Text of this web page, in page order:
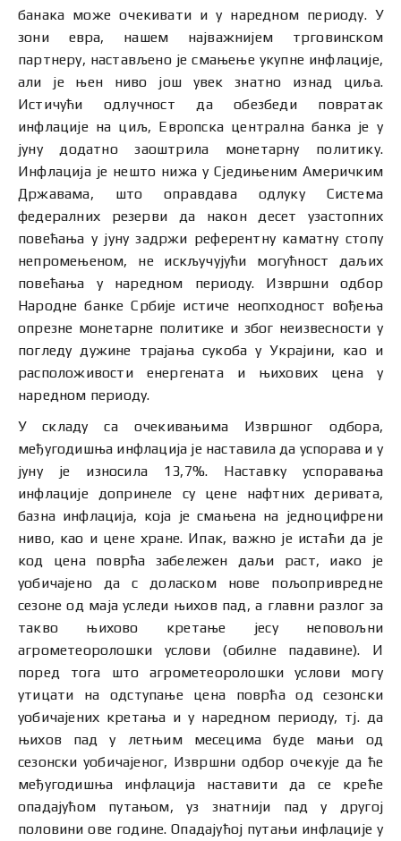
банака може очекивати и у наредном периоду. У
зони евра, нашем најважнијем трговинском
партнеру, настављено је смањење укупне инфлације,
али је њен ниво још увек знатно изнад циља.
Истичући одлучност да обезбеди повратак
инфлације на циљ, Европска централна банка је у
јуну додатно заоштрила монетарну политику.
Инфлација је нешто нижа у Сједињеним Америчким
Државама, што оправдава одлуку Система
федералних резерви да након десет узастопних
повећања у јуну задржи референтну каматну стопу
непромењеном, не искључујући могућност даљих
повећања у наредном периоду. Извршни одбор
Народне банке Србије истиче неопходност вођења
опрезне монетарне политике и због неизвесности у
погледу дужине трајања сукоба у Украјини, као и
расположивости енергената и њихових цена у
наредном периоду.
У складу са очекивањима Извршног одбора,
међугодишња инфлација је наставила да успорава и у
јуну је износила 13,7%. Наставку успоравања
инфлације допринеле су цене нафтних деривата,
базна инфлација, која је смањена на једноцифрени
ниво, као и цене хране. Ипак, важно је истаћи да је
код цена поврћа забележен даљи раст, иако је
уобичајено да с доласком нове пољопривредне
сезоне од маја уследи њихов пад, а главни разлог за
такво њихово кретање јесу неповољни
агрометеоролошки услови (обилне падавине). И
поред тога што агрометеоролошки услови могу
утицати на одступање цена поврћа од сезонски
уобичајених кретања и у наредном периоду, тј. да
њихов пад у летњим месецима буде мањи од
сезонски уобичајеног, Извршни одбор очекује да ће
међугодишња инфлација наставити да се креће
опадајућом путањoм, уз знатнији пад у другој
половини ове године. Опадајућој путањи инфлације у